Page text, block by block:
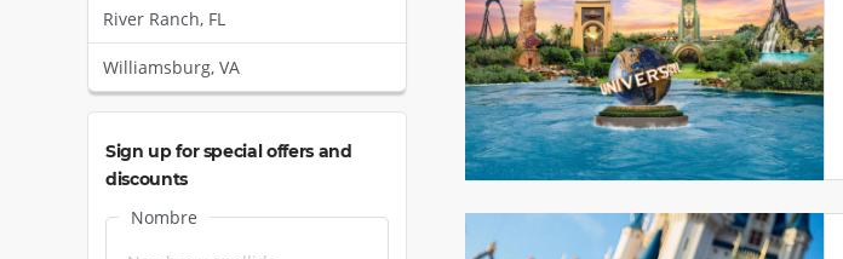
River Ranch, FL
Williamsburg, VA
Sign up for special offers and
discounts
Nombre